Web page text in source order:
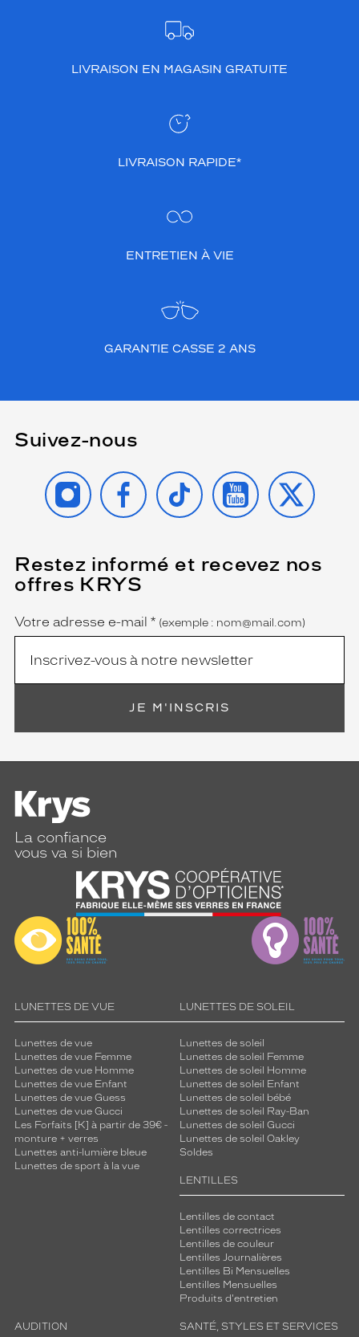
LIVRAISON EN MAGASIN GRATUITE
LIVRAISON RAPIDE*
ENTRETIEN À VIE
GARANTIE CASSE 2 ANS
Suivez-nous
INSTAGRAMFACEBOOK
TIKTOK YOUTUBE
X
Restez informé et recevez nos
offres KRYS
Name
Votre adresse e-mail *
(Ce
champ
est
obligatoire)
(exemple : nom@mail.com)
JE M'INSCRIS
La confiance
vous va si bien
LUNETTES DE VUE
Lunettes de vue
Lunettes de vue Femme
Lunettes de vue Homme
Lunettes de vue Enfant
Lunettes de vue Guess
Lunettes de vue Gucci
Les Forfaits [K] à partir de 39€ -
monture + verres
Lunettes anti-lumière bleue
Lunettes de sport à la vue
LUNETTES DE SOLEIL
Lunettes de soleil
Lunettes de soleil Femme
Lunettes de soleil Homme
Lunettes de soleil Enfant
Lunettes de soleil bébé
Lunettes de soleil Ray-Ban
Lunettes de soleil Gucci
Lunettes de soleil Oakley
Soldes
LENTILLES
Lentilles de contact
Lentilles correctrices
Lentilles de couleur
Lentilles Journalières
Lentilles Bi Mensuelles
Lentilles Mensuelles
Produits d'entretien
AUDITION SANTÉ, STYLES ET SERVICES